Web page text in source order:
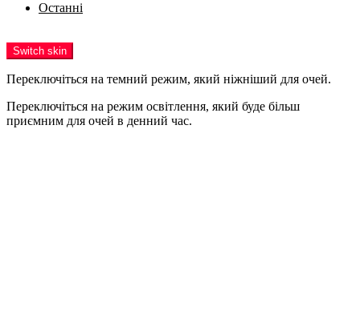
Останні
Switch skin
Переключіться на темний режим, який ніжніший для очей.
Переключіться на режим освітлення, який буде більш
приємним для очей в денний час.